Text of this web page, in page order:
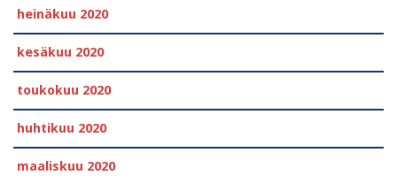
heinäkuu 2020
kesäkuu 2020
toukokuu 2020
huhtikuu 2020
maaliskuu 2020